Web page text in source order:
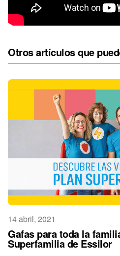
Otros artículos que
14 abril, 2021
Gafas para toda la
Superfamilia de Essilor